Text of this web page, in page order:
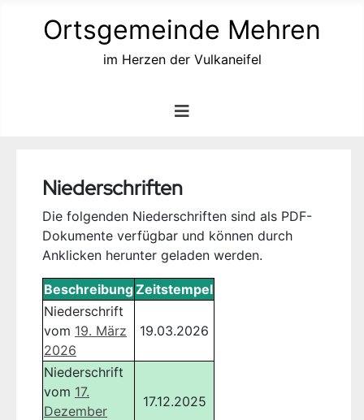
Ortsgemeinde Mehren
im Herzen der Vulkaneifel
Niederschriften
Die folgenden Niederschriften sind als PDF-
Dokumente verfügbar und können durch
Anklicken herunter geladen werden.
BeschreibungZeitstempel
Niederschrift
vom 19. März
2026
19.03.2026
Niederschrift
vom 17.
Dezember
17.12.2025